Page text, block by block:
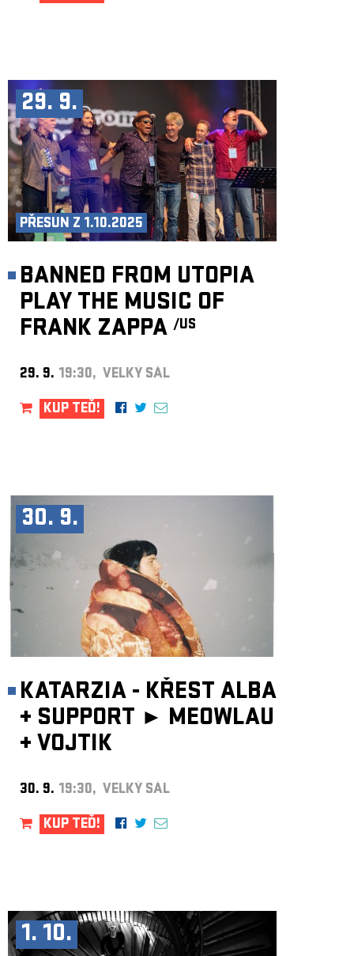
29. 9.
PŘESUN Z 1.10.2025
BANNED FROM UTOPIA
PLAY THE MUSIC OF
FRANK ZAPPA /US
29. 9. 19:30, VELKÝ SÁL
KUP TEĎ!
30. 9.
KATARZIA - KŘEST ALBA
+ SUPPORT ► MEOWLAU
+ VOJTIK
30. 9. 19:30, VELKÝ SÁL
KUP TEĎ!
1. 10.